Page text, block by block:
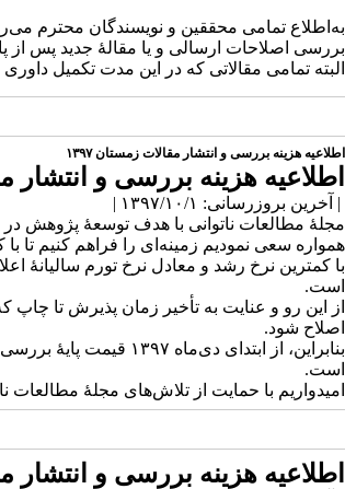
بررسی اصلاحات ارسالی و یا مقالهٔ جدید پس از
البته تمامی مقالاتی که در این مدت تکمیل
اطلاعیه هزینه بررسی و انتشار مقالات زمستان ۱۳۹۷
اطلاعیه هزینه بررسی و انتشار
| آخرین بروزرسانی: ۱۳۹۷/۱۰/۱ |
مجلهٔ مطالعات ناتوانی با هدف توسعهٔ پژوهش در
همواره سعی نمودیم زمینه‌ای را فراهم کنیم تا
با کمترین نرخ رشد و معادل نرخ تورم سالیانهٔ
است.
اصلاح شود.
است.
امیدواریم با حمایت از تلاش‌های مجلهٔ مطالعات
اطلاعیه هزینه بررسی و انتشار